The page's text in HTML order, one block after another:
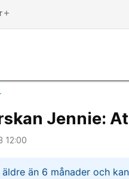
add
Jennie:
12:00
äldre än 6 månader och